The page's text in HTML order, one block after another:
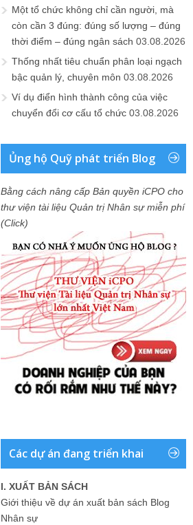
Một tổ chức không chỉ cần người, mà
còn cần 3 đúng: đúng số lượng – đúng
thời điểm – đúng ngân sách 03.08.2026
Thống nhất tiêu chuẩn phân loại ngạch
bậc quản lý, chuyên môn 03.08.2026
Ví dụ điển hình thành công của việc
chuyển đổi cơ cấu tổ chức 03.08.2026
Ủng hộ Quỹ phát triển Blog
Bằng cách nâng cấp Bản quyền iCPO cho
thư viện tài liệu Quản trị Nhân sự miễn phí
(Click)
Các dự án đang triển khai
I. XUẤT BẢN SÁCH
Giới thiệu về dự án xuất bản sách Blog
Nhân sự